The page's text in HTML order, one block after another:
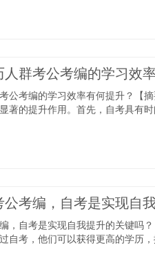
人群考公考编的学习效
公考编的学习效率有何提升？【
著的提升作用。首先，自考具有
考编，自考是实现自
，自考是实现自我提升的关键吗
自考，他们可以获得更高的学历